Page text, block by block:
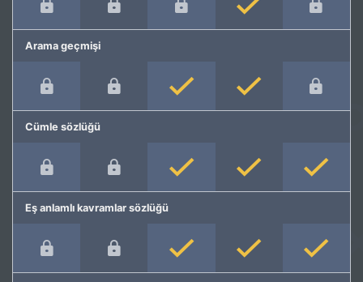
Arama geçmişi
Cümle sözlüğü
Eş anlamlı kavramlar sözlüğü